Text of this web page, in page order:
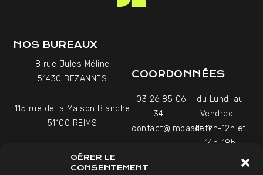
GÉRER LE
CONSENTEMENT
NOS BUREAUX
8 rue Jules Méline
51430 BEZANNES
115 rue de la Maison Blanche
51100 REIMS
27-29 Rue Raffet
75016 PARIS
COORDONNÉES
03 26 85 06
34
contact@impaakt.fr
du Lundi au
Vendredi
de 9h-12h et
14h-18h
Uniquement sur rendez-